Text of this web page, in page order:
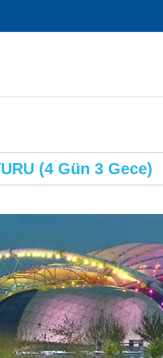
(4 Gün 3 Gece)